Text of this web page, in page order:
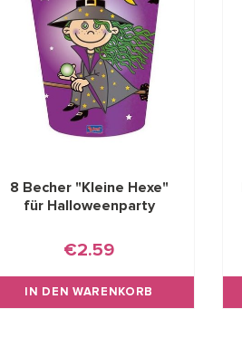
8 Becher "Kleine Hexe"
für Halloweenparty
€2.59
IN DEN WARENKORB